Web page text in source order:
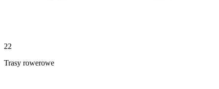
22
Trasy rowerowe